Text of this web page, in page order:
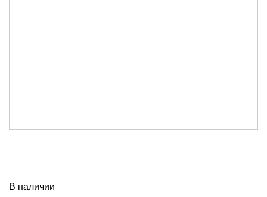
В наличии